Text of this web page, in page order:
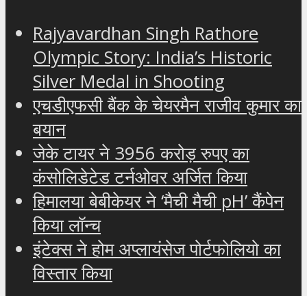
Rajyavardhan Singh Rathore
Olympic Story: India’s Historic
Silver Medal in Shooting
एचडीएफसी बैंक के चेयरमैन राजीव कुमार का
बयान
जेके टायर ने 3956 करोड़ रुपए का
कंसोलिडेटेड टर्नओवर अर्जित किया
हिमालया बेबीकेयर ने ‘मैची मैची pH’ कैंपेन
किया लॉन्च
इंटेक्स ने होम अप्लायंसेज पोर्टफोलियो का
विस्तार किया